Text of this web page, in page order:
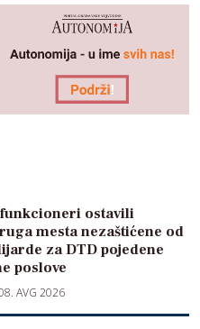
funkcioneri ostavili
mesta nezaštićene od
za DTD pojedene
poslove
AVG 2026